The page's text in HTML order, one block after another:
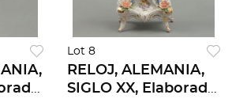
Lot 8
RELOJ, ALEMANIA,
SIGLO XX, Elaborado